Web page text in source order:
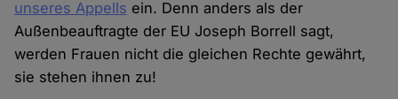
unseres Appells ein. Denn anders als der
Außenbeauftragte der EU Joseph Borrell sagt,
werden Frauen nicht die gleichen Rechte gewährt,
sie stehen ihnen zu!